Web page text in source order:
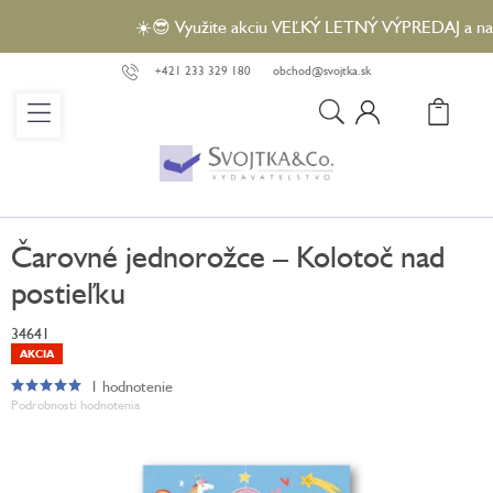
obsah
☀️😎 Využite akciu VEĽKÝ LETNÝ VÝPREDAJ a
+421 233 329 180 obchod@svojtka.sk
Čarovné jednorožce – Kolotoč nad
postieľku
34641
Podrobnosti hodnotenia
AKCIA
Priemerné
hodnotenie
1 hodnotenie